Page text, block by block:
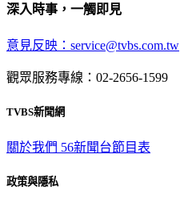
深入時事，一觸即見
意見反映：service@tvbs.com.tw
觀眾服務專線：02-2656-1599
TVBS新聞網
關於我們 56新聞台節目表
政策與隱私